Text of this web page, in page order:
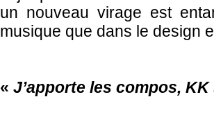
un nouveau virage est
musique que dans le design
« J’apporte les compos,